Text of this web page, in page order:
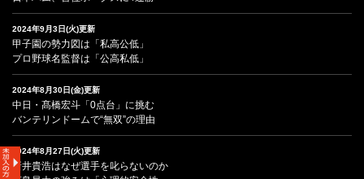
2024年9月3日(火)更新
甲子園の勢力図は「私高公低」
プロ野球名監督は「公高私低」
2024年8月30日(金)更新
中日・髙橋宏斗「0点台」に挑む
バンテリンドームで“無双”の理由
2024年8月27日(火)更新
新井貴浩はなぜ選手を叱らないのか